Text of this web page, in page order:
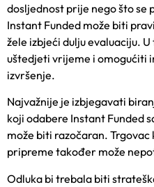
dosljednost prije nego što se
Instant Funded može biti
žele izbjeći dulju evaluaciju.
uštedjeti vrijeme i omogućiti
izvršenje.
Najvažnije je izbjegavati
koji odabere Instant Funded
može biti razočaran. Trgovac
pripreme također može
Odluka bi trebala biti